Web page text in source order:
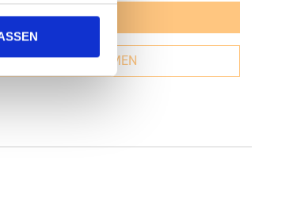
JETZT GESTALTEN
ÜBERNEHMEN